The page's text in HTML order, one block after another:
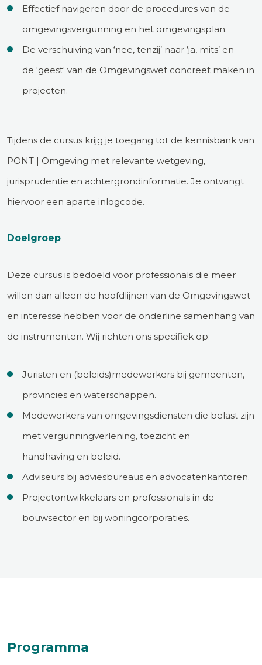
Effectief navigeren door de procedures van de
omgevingsvergunning en het omgevingsplan.
De verschuiving van ‘nee, tenzij’ naar ‘ja, mits’ en
de 'geest' van de Omgevingswet concreet maken in
projecten.
Tijdens de cursus krijg je toegang tot de kennisbank van
PONT | Omgeving met relevante wetgeving,
jurisprudentie en achtergrondinformatie. Je ontvangt
hiervoor een aparte inlogcode.
Doelgroep
Deze cursus is bedoeld voor professionals die meer
willen dan alleen de hoofdlijnen van de Omgevingswet
en interesse hebben voor de onderline samenhang van
de instrumenten. Wij richten ons specifiek op:
Juristen en (beleids)medewerkers bij gemeenten,
provincies en waterschappen.
Medewerkers van omgevingsdiensten die belast zijn
met vergunningverlening, toezicht en
handhaving en beleid.
Adviseurs bij adviesbureaus en advocatenkantoren.
Projectontwikkelaars en professionals in de
bouwsector en bij woningcorporaties.
Programma